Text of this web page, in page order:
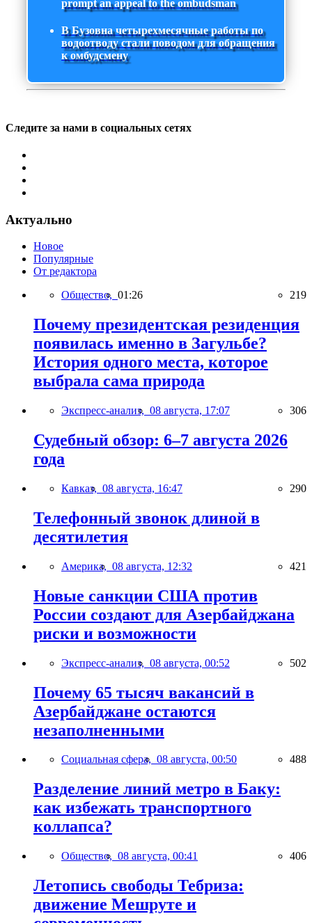
prompt an appeal to the ombudsman
В Бузовна четырехмесячные работы по
водоотводу стали поводом для обращения
к омбудсмену
Следите за нами в социальных сетях
Актуально
Новое
Популярные
От редактора
Общество, 01:26 219
Почему президентская резиденция
появилась именно в Загульбе?
История одного места, которое
выбрала сама природа
Экспресс-анализ, 08 августа, 17:07 306
Судебный обзор: 6–7 августа 2026
года
Кавказ, 08 августа, 16:47 290
Телефонный звонок длиной в
десятилетия
Америка, 08 августа, 12:32 421
Новые санкции США против
России создают для Азербайджана
риски и возможности
Экспресс-анализ, 08 августа, 00:52 502
Почему 65 тысяч вакансий в
Азербайджане остаются
незаполненными
Социальная сфера, 08 августа, 00:50 488
Разделение линий метро в Баку:
как избежать транспортного
коллапса?
Общество, 08 августа, 00:41 406
Летопись свободы Тебриза:
движение Мешруте и